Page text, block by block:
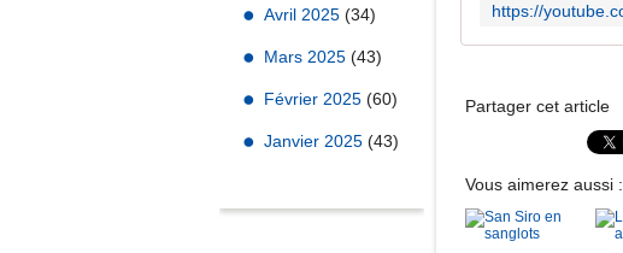
Avril 2025 (34)
Mars 2025 (43)
Février 2025 (60)
Janvier 2025 (43)
Partager cet article
Vous aimerez aussi :